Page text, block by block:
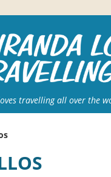
travelling all over the